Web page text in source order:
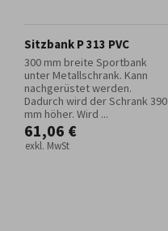
Sitzbank P 313 PVC
300 mm breite Sportbank
unter Metallschrank. Kann
nachgerüstet werden.
Dadurch wird der Schrank 390
mm höher. Wird ...
61,06 €
exkl. MwSt